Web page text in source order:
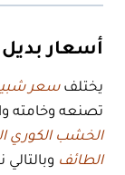
أسعار
يختلف سعر
تصنعه وخامته
الخشب الكوري
الطائف